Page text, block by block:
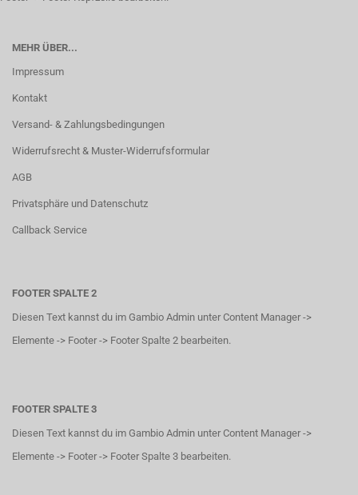
MEHR ÜBER...
Impressum
Kontakt
Versand- & Zahlungsbedingungen
Widerrufsrecht & Muster-Widerrufsformular
AGB
Privatsphäre und Datenschutz
Callback Service
FOOTER SPALTE 2
Diesen Text kannst du im Gambio Admin unter Content Manager ->
Elemente -> Footer -> Footer Spalte 2 bearbeiten.
FOOTER SPALTE 3
Diesen Text kannst du im Gambio Admin unter Content Manager ->
Elemente -> Footer -> Footer Spalte 3 bearbeiten.